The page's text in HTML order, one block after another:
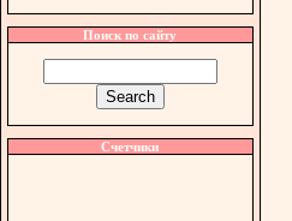
Поиск по сайту
Счетчики